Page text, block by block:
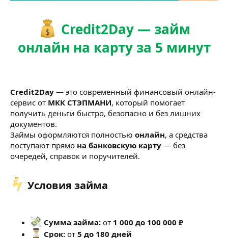
Credit2Day — займ
онлайн на карту за 5 минут
Credit2Day — это современный финансовый онлайн-
сервис от МКК СТЭПМАНИ, который помогает
получить деньги быстро, безопасно и без лишних
документов.
Займы оформляются полностью онлайн, а средства
поступают прямо на банковскую карту — без
очередей, справок и поручителей.
Условия займа​
Сумма займа: от 1 000 до 100 000 ₽
Срок: от 5 до 180 дней